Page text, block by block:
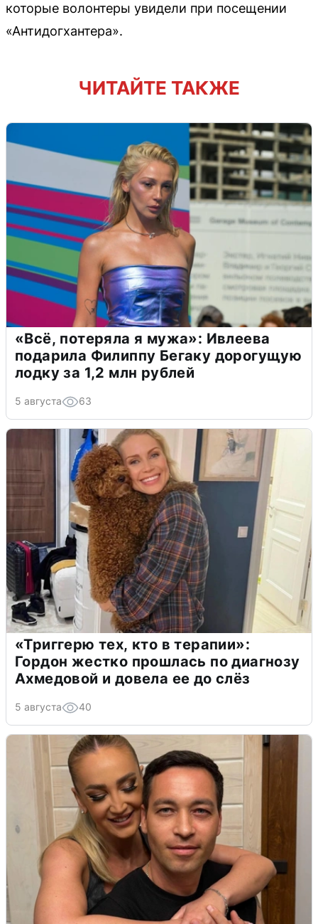
которые волонтеры увидели при посещении
«Антидогхантера».
ЧИТАЙТЕ ТАКЖЕ
«Всё, потеряла я мужа»: Ивлеева
подарила Филиппу Бегаку дорогущую
лодку за 1,2 млн рублей
5 августа 63
«Триггерю тех, кто в терапии»:
Гордон жестко прошлась по диагнозу
Ахмедовой и довела ее до слёз
5 августа 40